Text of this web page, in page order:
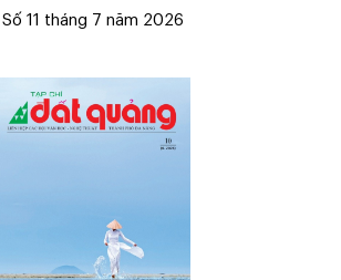
Số 11 tháng 7 năm 2026